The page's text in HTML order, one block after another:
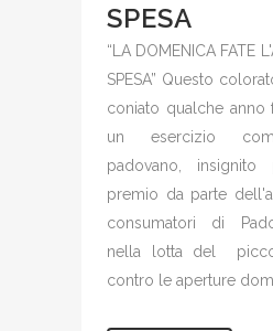
SPESA
“LA DOMENICA FATE
SPESA” Questo
coniato qualche anno
un esercizio
padovano,
premio da parte
consumatori di
nella lotta del
contro le aperture